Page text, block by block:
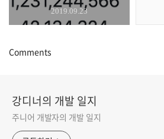
2019.09.23
Comments
강디너의 개발 일지
주니어 개발자의 개발 일지